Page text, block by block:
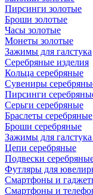
Пирсинги золотые
Броши золотые
Часы золотые
Монеты золотые
Зажимы для галстука
Серебряные изделия
Кольца серебряные
Сувениры
Пирсинги
Серьги серебряные
Браслеты серебряные
Броши серебряные
Зажимы для
Цепи серебряные
Подвески
Футляры для
Смартфоны и
Смартфоны и